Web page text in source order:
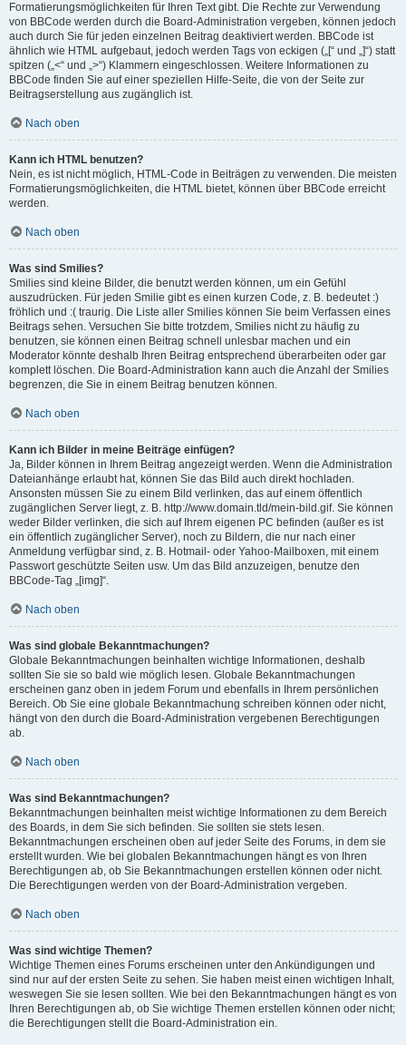
Formatierungsmöglichkeiten für Ihren Text gibt. Die Rechte zur Verwendung
von BBCode werden durch die Board-Administration vergeben, können jedoch
auch durch Sie für jeden einzelnen Beitrag deaktiviert werden. BBCode ist
ähnlich wie HTML aufgebaut, jedoch werden Tags von eckigen („[“ und „]“) statt
spitzen („<“ und „>“) Klammern eingeschlossen. Weitere Informationen zu
BBCode finden Sie auf einer speziellen Hilfe-Seite, die von der Seite zur
Beitragserstellung aus zugänglich ist.
Nach oben
Kann ich HTML benutzen?
Nein, es ist nicht möglich, HTML-Code in Beiträgen zu verwenden. Die meisten
Formatierungsmöglichkeiten, die HTML bietet, können über BBCode erreicht
werden.
Nach oben
Was sind Smilies?
Smilies sind kleine Bilder, die benutzt werden können, um ein Gefühl
auszudrücken. Für jeden Smilie gibt es einen kurzen Code, z. B. bedeutet :)
fröhlich und :( traurig. Die Liste aller Smilies können Sie beim Verfassen eines
Beitrags sehen. Versuchen Sie bitte trotzdem, Smilies nicht zu häufig zu
benutzen, sie können einen Beitrag schnell unlesbar machen und ein
Moderator könnte deshalb Ihren Beitrag entsprechend überarbeiten oder gar
komplett löschen. Die Board-Administration kann auch die Anzahl der Smilies
begrenzen, die Sie in einem Beitrag benutzen können.
Nach oben
Kann ich Bilder in meine Beiträge einfügen?
Ja, Bilder können in Ihrem Beitrag angezeigt werden. Wenn die Administration
Dateianhänge erlaubt hat, können Sie das Bild auch direkt hochladen.
Ansonsten müssen Sie zu einem Bild verlinken, das auf einem öffentlich
zugänglichen Server liegt, z. B. http://www.domain.tld/mein-bild.gif. Sie können
weder Bilder verlinken, die sich auf Ihrem eigenen PC befinden (außer es ist
ein öffentlich zugänglicher Server), noch zu Bildern, die nur nach einer
Anmeldung verfügbar sind, z. B. Hotmail- oder Yahoo-Mailboxen, mit einem
Passwort geschützte Seiten usw. Um das Bild anzuzeigen, benutze den
BBCode-Tag „[img]“.
Nach oben
Was sind globale Bekanntmachungen?
Globale Bekanntmachungen beinhalten wichtige Informationen, deshalb
sollten Sie sie so bald wie möglich lesen. Globale Bekanntmachungen
erscheinen ganz oben in jedem Forum und ebenfalls in Ihrem persönlichen
Bereich. Ob Sie eine globale Bekanntmachung schreiben können oder nicht,
hängt von den durch die Board-Administration vergebenen Berechtigungen
ab.
Nach oben
Was sind Bekanntmachungen?
Bekanntmachungen beinhalten meist wichtige Informationen zu dem Bereich
des Boards, in dem Sie sich befinden. Sie sollten sie stets lesen.
Bekanntmachungen erscheinen oben auf jeder Seite des Forums, in dem sie
erstellt wurden. Wie bei globalen Bekanntmachungen hängt es von Ihren
Berechtigungen ab, ob Sie Bekanntmachungen erstellen können oder nicht.
Die Berechtigungen werden von der Board-Administration vergeben.
Nach oben
Was sind wichtige Themen?
Wichtige Themen eines Forums erscheinen unter den Ankündigungen und
sind nur auf der ersten Seite zu sehen. Sie haben meist einen wichtigen Inhalt,
weswegen Sie sie lesen sollten. Wie bei den Bekanntmachungen hängt es von
Ihren Berechtigungen ab, ob Sie wichtige Themen erstellen können oder nicht;
die Berechtigungen stellt die Board-Administration ein.